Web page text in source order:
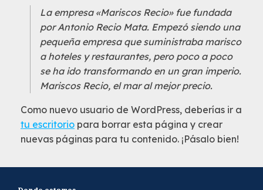
La empresa «Mariscos Recio» fue fundada
por Antonio Recio Mata. Empezó siendo una
pequeña empresa que suministraba marisco
a hoteles y restaurantes, pero poco a poco
se ha ido transformando en un gran imperio.
Mariscos Recio, el mar al mejor precio.
Como nuevo usuario de WordPress, deberías ir a
tu escritorio para borrar esta página y crear
nuevas páginas para tu contenido. ¡Pásalo bien!